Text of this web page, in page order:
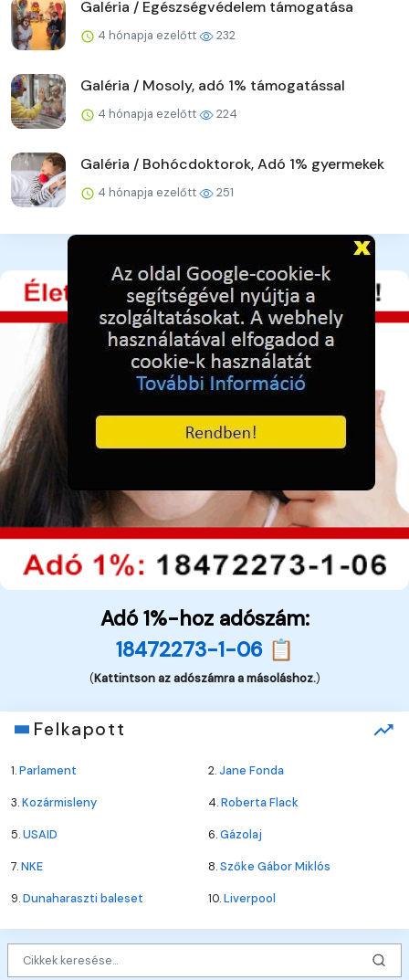
Galéria / Egészségvédelem támogatása
4 hónapja ezelőtt 232
Galéria / Mosoly, adó 1% támogatással
4 hónapja ezelőtt 224
Galéria / Bohócdoktorok, Adó 1% gyermekek
4 hónapja ezelőtt 251
Adó 1%-hoz adószám:
18472273-1-06 📋
(Kattintson az adószámra a másoláshoz.)
Felkapott
1.Parlament 2.Jane Fonda
3.Kozármisleny 4.Roberta Flack
5.USAID 6.Gázolaj
7.NKE 8.Szőke Gábor Miklós
9.Dunaharaszti baleset 10.Liverpool